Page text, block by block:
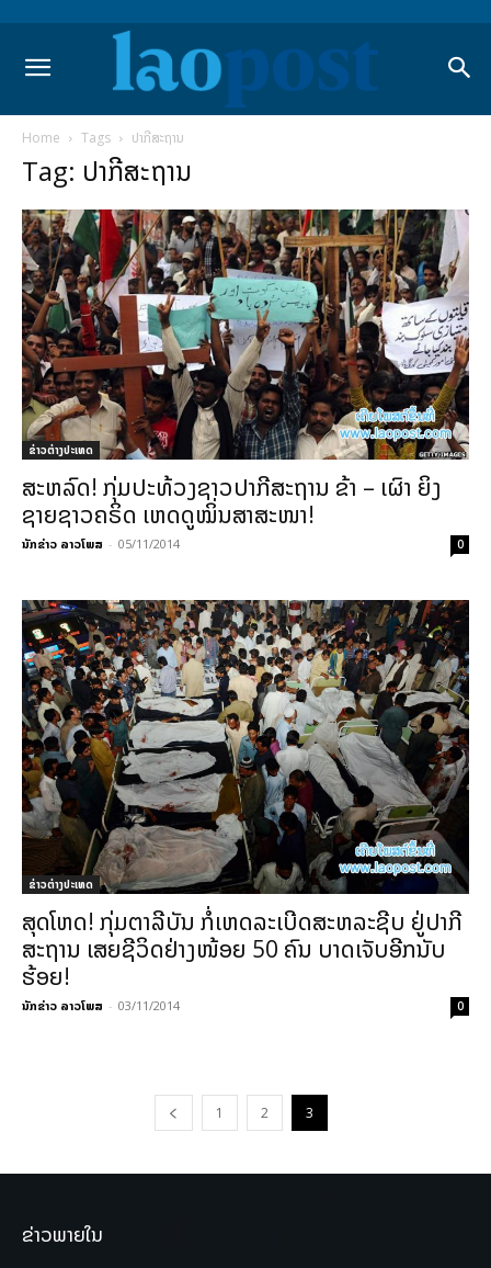
Home Tags ປາກີສະຖານ
Tag: ປາກີສະຖານ
ຂ່າວຕ່າງປະເທດ
ສະຫລົດ! ກຸ່ມປະທ້ວງຊາວປາກີສະຖານ ຂ້າ – ເຜົາ ຍິງ
ຊາຍຊາວຄຣິດ ເຫດດູໝິ່ນສາສະໜາ!
ນັກຂ່າວ ລາວໂພສ - 05/11/2014 0
ຂ່າວຕ່າງປະເທດ
ສຸດໂຫດ! ກຸ່ມຕາລີບັນ ກໍ່ເຫດລະເບີດສະຫລະຊີບ ຢູ່ປາກີ
ສະຖານ ເສຍຊີວິດຢ່າງໜ້ອຍ 50 ຄົນ ບາດເຈັບອີກນັບ
ຮ້ອຍ!
ນັກຂ່າວ ລາວໂພສ - 03/11/2014 0
1 2 3
ຂ່າວພາຍໃນ